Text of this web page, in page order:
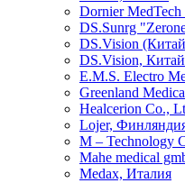
Dornier
DS.Sunrg
DS.Vision
DS.Vision, Китай
E.M.S. Electro
Greenland
Healcerion Co.,
Lojer,
M – Technology
Mahe medical
Medax, Италия